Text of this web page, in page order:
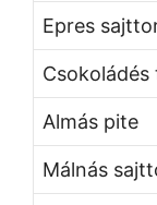
Epres
Almás pite
Málnás